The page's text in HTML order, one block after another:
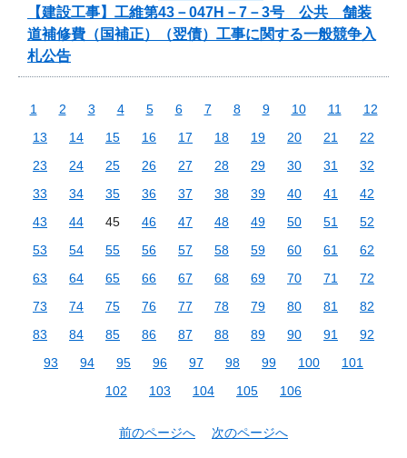
【建設工事】工維第43－047H－7－3号 公共 舗装
道補修費（国補正）（翌債）工事に関する一般競争入
札公告
1 2 3 4 5 6 7 8 9 10 11
12
13
14 15 16 17 18 19 20 21
22
23
24 25 26 27 28 29 30 31
32
33
34 35 36 37 38 39 40 41
42
43
44 45 46 47 48 49 50 51
52
53
54 55 56 57 58 59 60 61
62
63
64 65 66 67 68 69 70 71
72
73
74 75 76 77 78 79 80 81
82
83
84 85 86 87 88 89 90 91
92
93
94 95 96 97 98 99 100
101
102
103 104 105 106
前のページへ 次のページへ